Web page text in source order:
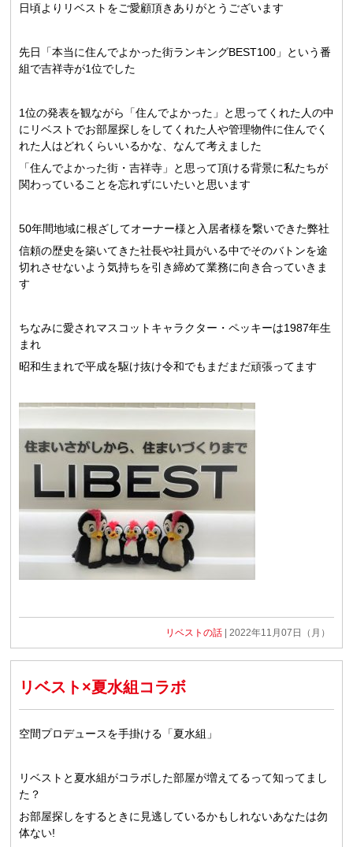
日頃よりリベストをご愛顧頂きありがとうございます
先日「本当に住んでよかった街ランキングBEST100」という番
組で吉祥寺が1位でした
1位の発表を観ながら「住んでよかった」と思ってくれた人の中
にリベストでお部屋探しをしてくれた人や管理物件に住んでく
れた人はどれくらいいるかな、なんて考えました
「住んでよかった街・吉祥寺」と思って頂ける背景に私たちが
関わっていることを忘れずにいたいと思います
50年間地域に根ざしてオーナー様と入居者様を繋いできた弊社
信頼の歴史を築いてきた社長や社員がいる中でそのバトンを途
切れさせないよう気持ちを引き締めて業務に向き合っていきま
す
ちなみに愛されマスコットキャラクター・ペッキーは1987年生
まれ
昭和生まれで平成を駆け抜け令和でもまだまだ頑張ってます
リベストの話 | 2022年11月07日（月）
リベスト×夏水組コラボ
空間プロデュースを手掛ける「夏水組」
リベストと夏水組がコラボした部屋が増えてるって知ってまし
た？
お部屋探しをするときに見逃しているかもしれないあなたは勿
体ない!